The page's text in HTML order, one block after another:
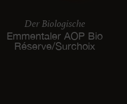
Der Biologische
Emmentaler AOP Bio
Réserve/Surchoix